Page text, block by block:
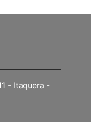
- Itaquera -